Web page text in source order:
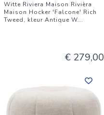
Witte Riviera Maison Rivièra
Maison Hocker 'Falcone' Rich
Tweed, kleur Antique W...
€ 279,00